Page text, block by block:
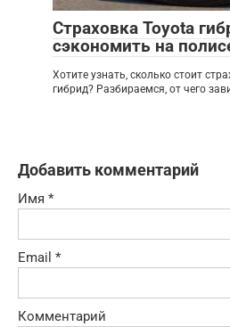
Страховка Toyota
сэкономить на
Хотите узнать, сколько стоит
гибрид? Разбираемся, от чего
Добавить комментарий
Имя *
Email *
Комментарий